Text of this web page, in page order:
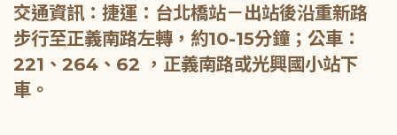
交通資訊：捷運：台北橋站－出站後沿重新路
步行至正義南路左轉，約10-15分鐘；公車：
221、264、62 ，正義南路或光興國小站下
車。